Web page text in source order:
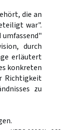
die an
war".
durch
erläutert
konkreten
Richtigkeit
zu